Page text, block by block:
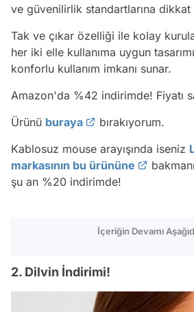
ve güvenilirlik standartlarına
Tak ve çıkar özelliği ile kolay
her iki elle kullanıma uygun
konforlu kullanım imkanı sunar.
Amazon'da %42 indirimde! Fiyatı
Ürünü buraya
bırakıyorum.
Kablosuz mouse arayışında iseniz
markasının bu ürününe
şu an %20 indirimde!
İçeriğin Devamı
2. Dilvin İndirimi!